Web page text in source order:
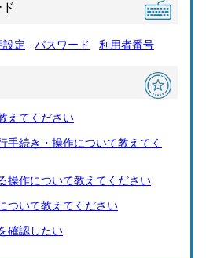
設定 パスワード 利用者番号
えてください
手続き・操作について教えてく
操作について教えてください
ついて教えてください
確認したい